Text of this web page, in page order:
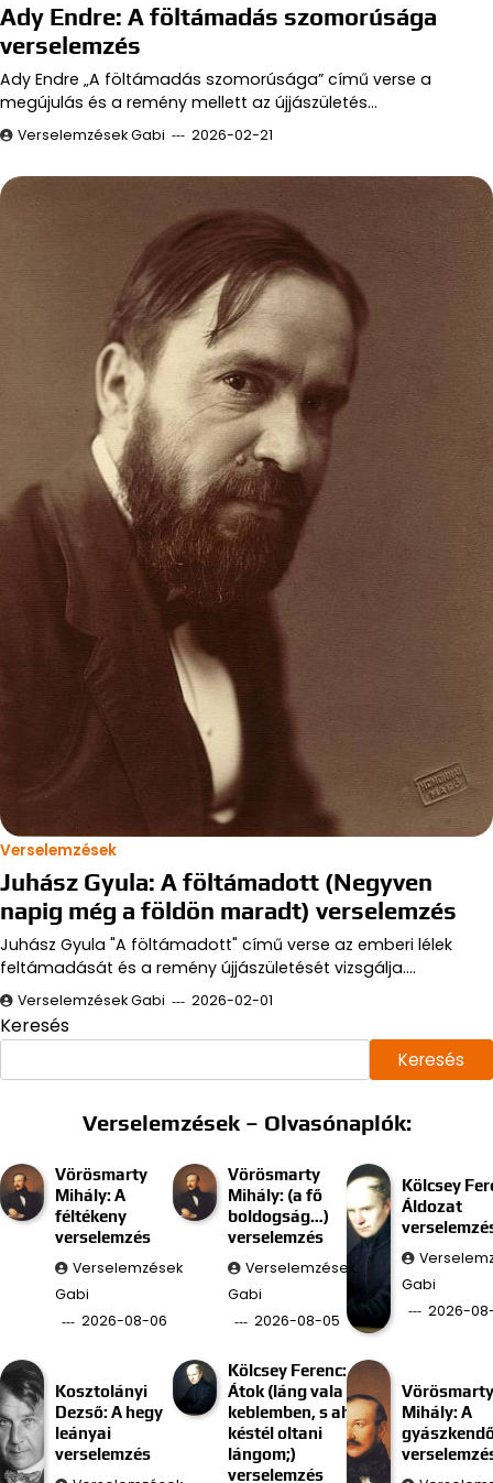
Ady Endre: A föltámadás szomorúsága
verselemzés
Ady Endre „A föltámadás szomorúsága” című verse a
megújulás és a remény mellett az újjászületés…
Verselemzések Gabi 2026-02-21
Verselemzések
Juhász Gyula: A föltámadott (Negyven
napig még a földön maradt) verselemzés
Juhász Gyula "A föltámadott" című verse az emberi lélek
feltámadását és a remény újjászületését vizsgálja.…
Verselemzések Gabi 2026-02-01
Keresés
Keresés
Verselemzések – Olvasónaplók:
Vörösmarty
Mihály: A
féltékeny
verselemzés
Verselemzések
Gabi
2026-08-06
Vörösmarty
Mihály: (a fő
boldogság…)
verselemzés
Verselemzések
Gabi
2026-08-05
Kölcsey
Áldozat
Gabi
2026-
Kosztolányi
Dezső: A hegy
leányai
verselemzés
Kölcsey Ferenc:
Átok (láng vala
keblemben, s ah
késtél oltani
lángom;)
verselemzés
Vörösmarty
Mihály: A